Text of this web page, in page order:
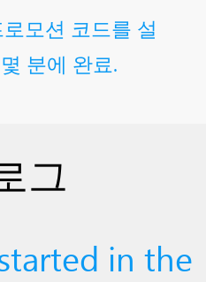
모션 코드를 설
분에 완료.
그
in the